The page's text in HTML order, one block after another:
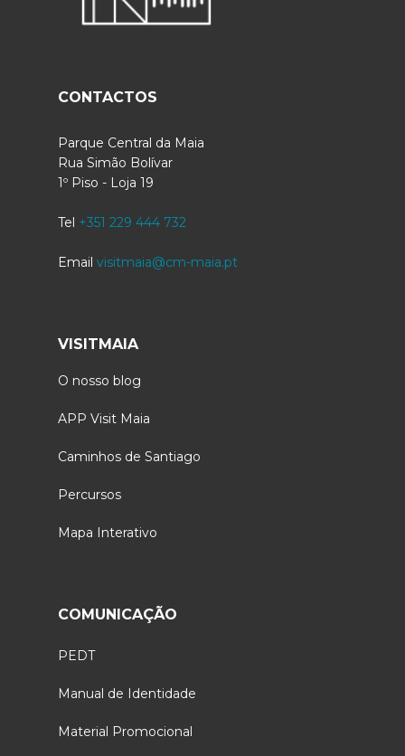
CONTACTOS
Parque Central da Maia
Rua Simão Bolívar
1º Piso - Loja 19
Tel +351 229 444 732
Email visitmaia@cm-maia.pt
VISITMAIA
O nosso blog
APP Visit Maia
Caminhos de Santiago
Percursos
Mapa Interativo
COMUNICAÇÃO
PEDT
Manual de Identidade
Material Promocional